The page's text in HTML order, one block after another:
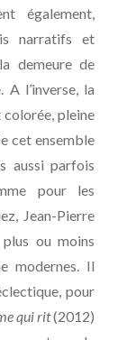
également,
narratifs et
demeure de
l’inverse, la
pleine
cet ensemble
aussi parfois
pour les
Jean-Pierre
ou moins
modernes. Il
pour
qui rit(2012)